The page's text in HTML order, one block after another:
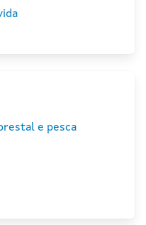
e pesca